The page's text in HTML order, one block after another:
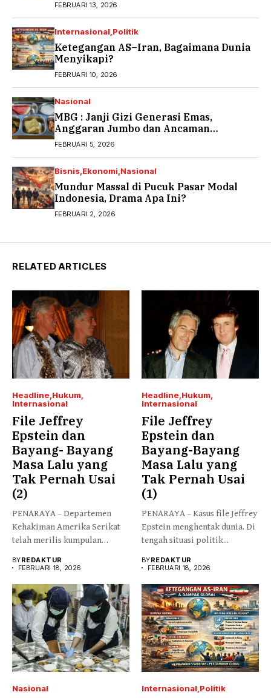
FEBRUARI 13, 2026
Internasional Politik
Ketegangan AS–Iran, Bagaimana Dunia
Menyikapi?
FEBRUARI 10, 2026
Nasional
MBG : Janji Gizi Generasi Emas,
Anggaran Jumbo dan Ancaman
Keracunan
FEBRUARI 5, 2026
Bisnis Ekonomi Nasional
Mundur Massal di Pucuk Pasar Modal
Indonesia, Drama Apa Ini?
FEBRUARI 2, 2026
RELATED ARTICLES
Headline Hukum
Internasional
File Jeffrey
Epstein dan
Bayang- Bayang
Masa Lalu yang
Tak Pernah Usai
(2)
PENARAYA – Departemen
Kehakiman Amerika Serikat
telah merilis kumpulan
pertama...
BYREDAKTUR
FEBRUARI 18, 2026
Headline Hukum
Internasional
File Jeffrey
Epstein dan
Bayang-Bayang
Masa Lalu yang
Tak Pernah Usai
(1)
PENARAYA – Kasus file Jeffrey
Epstein menghentak dunia. Di
tengah situasi politik...
BYREDAKTUR
FEBRUARI 18, 2026
Nasional Internasional Politik